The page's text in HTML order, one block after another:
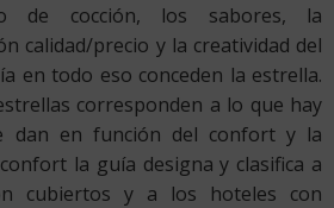
de cocción, los sabores, la
calidad/precio y la creatividad del
en todo eso conceden la estrella.
corresponden a lo que hay
dan en función del confort y la
la guía designa y clasifica a
cubiertos y a los hoteles con